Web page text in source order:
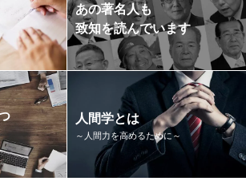
あの著名人も
致知を読んでいます
人間学とは
～人間力を高めるために～